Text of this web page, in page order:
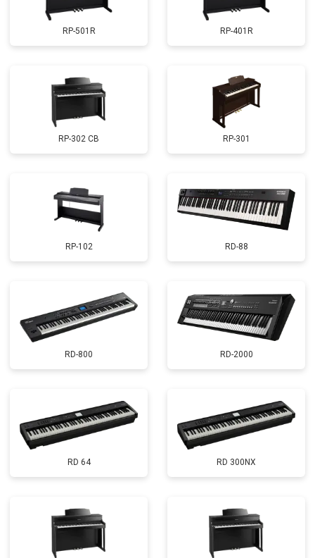
RP-501R RP-401R
RP-302 CB RP-301
RP-102 RD-88
RD-800 RD-2000
RD 64 RD 300NX